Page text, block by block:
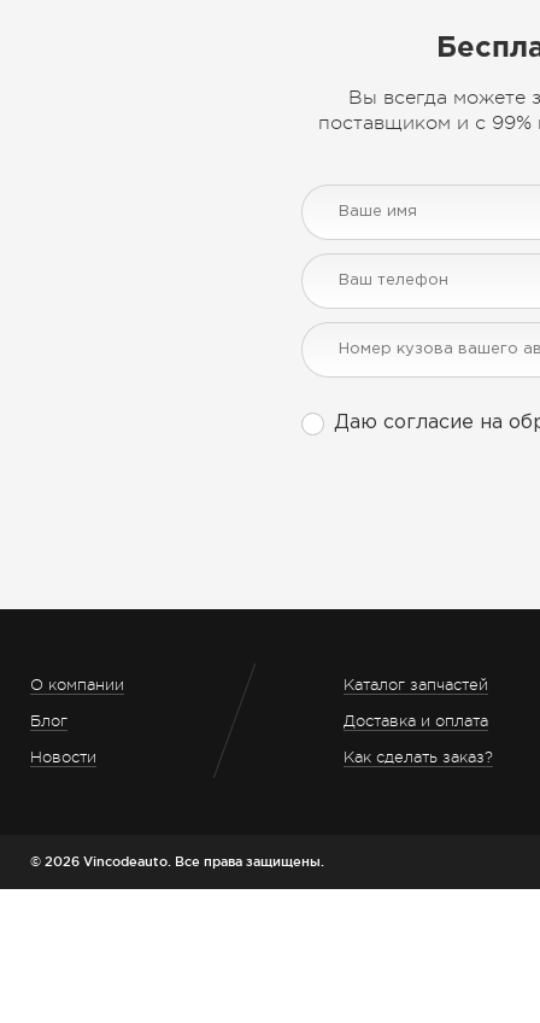
Вы всегда можете
поставщиком и с 99%
Даю согласие на
О компании
Блог
Новости
Каталог запчастей
Доставка и оплата
Как сделать заказ?
© 2026 Vincodeauto. Все права защищены.